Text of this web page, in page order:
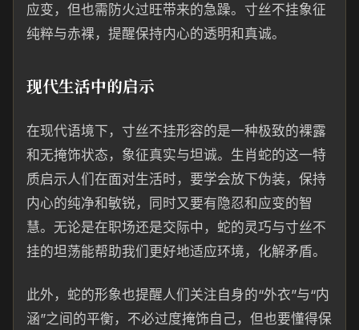
应变，但也需防火过旺带来的急躁。寸丝不挂象征
纯粹与赤裸，提醒保持内心的透明和真诚。
现代生活中的启示
在现代语境下，寸丝不挂形容的是一种极致的裸露
和无掩饰状态，象征真实与坦诚。生肖蛇的这一特
质启示人们在面对生活时，要学会放下伪装，保持
内心的纯净和敏锐，同时又要有隐忍和应变的智
慧。无论是在职场还是交际中，蛇的灵巧与寸丝不
挂的坦荡能帮助我们更好地适应环境，化解矛盾。
此外，蛇的形象也提醒人们关注自身的“外衣”与“内
涵”之间的平衡，不必过度掩饰自己，但也要懂得保